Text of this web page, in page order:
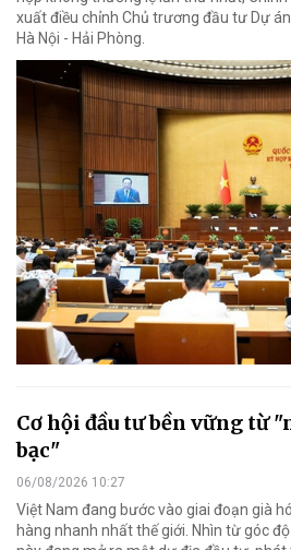
xuất điều chỉnh Chủ trương đầu tư Dự
Hà Nội - Hải Phòng.
Cơ hội đầu tư bền vững từ
bạc"
06/08/2026 10:27
Việt Nam đang bước vào giai đoạn già
hàng nhanh nhất thế giới. Nhìn từ góc